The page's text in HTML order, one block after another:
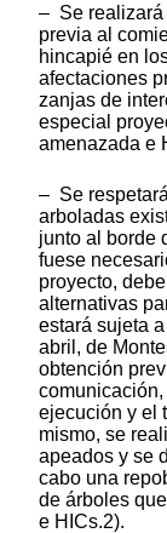
– Se realizará
previa al
hincapié en
afectaciones
zanjas de
especial
amenazada e
– Se
arboladas
junto al borde
fuese
proyecto,
alternativas
estará sujeta
abril, de
obtención
ejecución y el
mismo, se
apeados y se
cabo una
de árboles
e HICs.2).